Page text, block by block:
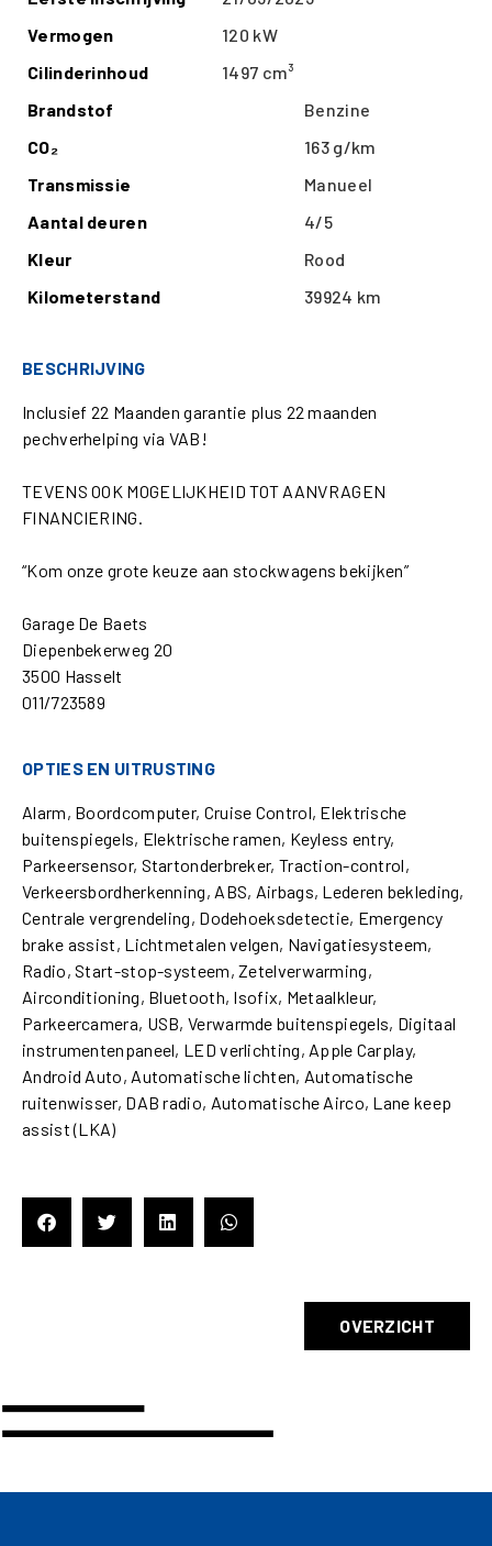
Vermogen
120 kW
Cilinderinhoud
1497 cm³
Brandstof
Benzine
CO₂
163 g/km
Transmissie
Manueel
Aantal deuren
4/5
Kleur
Rood
Kilometerstand
39924 km
BESCHRIJVING
Inclusief 22 Maanden garantie plus 22 maanden
pechverhelping via VAB!
TEVENS OOK MOGELIJKHEID TOT AANVRAGEN
FINANCIERING.
“Kom onze grote keuze aan stockwagens bekijken”
Garage De Baets
Diepenbekerweg 20
3500 Hasselt
011/723589
OPTIES EN UITRUSTING
Alarm, Boordcomputer, Cruise Control, Elektrische
buitenspiegels, Elektrische ramen, Keyless entry,
Parkeersensor, Startonderbreker, Traction-control,
Verkeersbordherkenning, ABS, Airbags, Lederen bekleding,
Centrale vergrendeling, Dodehoeksdetectie, Emergency
brake assist, Lichtmetalen velgen, Navigatiesysteem,
Radio, Start-stop-systeem, Zetelverwarming,
Airconditioning, Bluetooth, Isofix, Metaalkleur,
Parkeercamera, USB, Verwarmde buitenspiegels, Digitaal
instrumentenpaneel, LED verlichting, Apple Carplay,
Android Auto, Automatische lichten, Automatische
ruitenwisser, DAB radio, Automatische Airco, Lane keep
assist (LKA)
OVERZICHT